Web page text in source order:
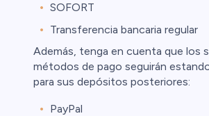
SOFORT
Transferencia bancaria regular
Además, tenga en cuenta que los
métodos de pago seguirán
para sus depósitos posteriores:
PayPal